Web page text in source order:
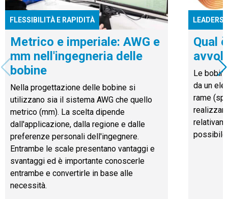
FLESSIBILITÀ E RAPIDITÀ
Metrico e imperiale: AWG e
mm nell'ingegneria delle
bobine
Nella progettazione delle bobine si
utilizzano sia il sistema AWG che quello
metrico (mm). La scelta dipende
dall'applicazione, dalla regione e dalle
preferenze personali dell'ingegnere.
Entrambe le scale presentano vantaggi e
svantaggi ed è importante conoscerle
entrambe e convertirle in base alle
necessità.
Qual
Le
da un
rame
possibile.